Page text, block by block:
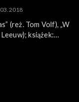
(reż. Tom Volf), „W
książek:
marzeń. O
Teatrze
Malarz